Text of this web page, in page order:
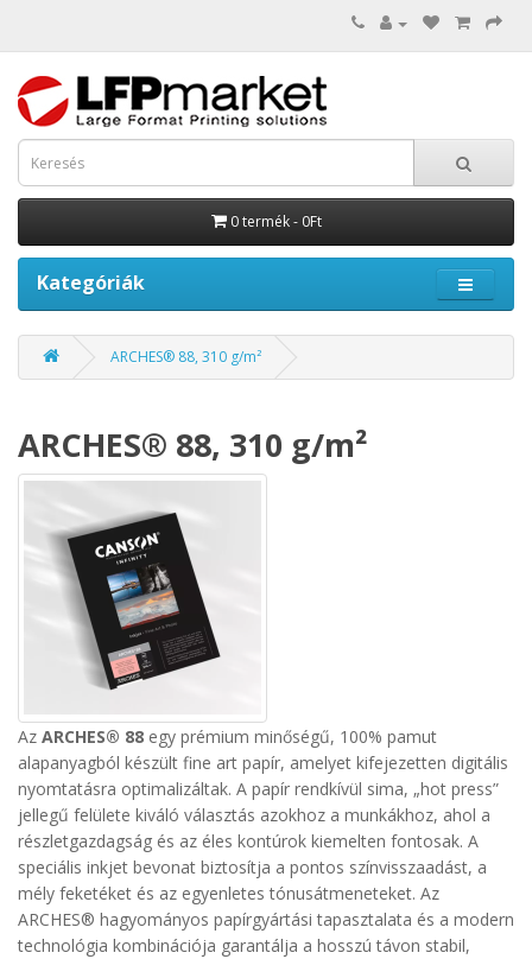
0 termék - 0Ft
Kategóriák
ARCHES® 88, 310 g/m²
ARCHES® 88, 310 g/m²
Az ARCHES® 88 egy prémium minőségű, 100% pamut
alapanyagból készült fine art papír, amelyet kifejezetten digitális
nyomtatásra optimalizáltak. A papír rendkívül sima, „hot press”
jellegű felülete kiváló választás azokhoz a munkákhoz, ahol a
részletgazdagság és az éles kontúrok kiemelten fontosak. A
speciális inkjet bevonat biztosítja a pontos színvisszaadást, a
mély feketéket és az egyenletes tónusátmeneteket. Az
ARCHES® hagyományos papírgyártási tapasztalata és a modern
technológia kombinációja garantálja a hosszú távon stabil,